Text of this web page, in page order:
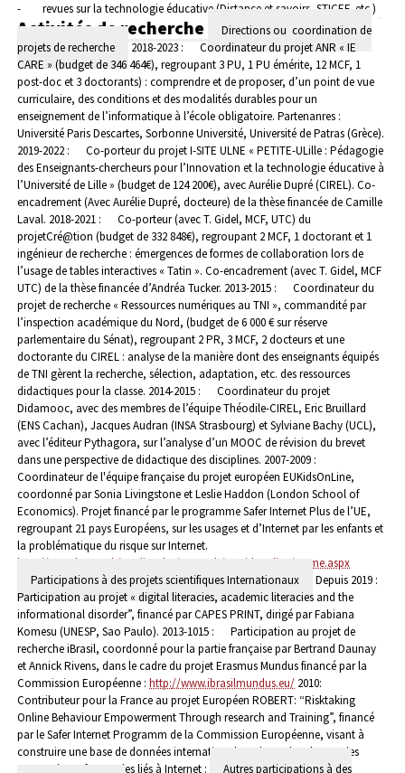
- revues sur la technologie éducative (Distance et savoirs, STICEF, etc.)
Activités de recherche
Directions ou coordination de
projets de recherche
2018-2023 : Coordinateur du projet ANR « IE
CARE » (budget de 346 464€), regroupant 3 PU, 1 PU émérite, 12 MCF, 1
post-doc et 3 doctorants) : comprendre et de proposer, d’un point de vue
curriculaire, des conditions et des modalités durables pour un
enseignement de l’informatique à l’école obligatoire. Partenanres :
Université Paris Descartes, Sorbonne Université, Université de Patras (Grèce).
2019-2022 : Co-porteur du projet I-SITE ULNE « PETITE-ULille : Pédagogie
des Enseignants-chercheurs pour l’Innovation et la technologie éducative à
l’Université de Lille » (budget de 124 200€), avec Aurélie Dupré (CIREL). Co-
encadrement (Avec Aurélie Dupré, docteure) de la thèse financée de Camille
Laval. 2018-2021 : Co-porteur (avec T. Gidel, MCF, UTC) du
projetCré@tion (budget de 332 848€), regroupant 2 MCF, 1 doctorant et 1
ingénieur de recherche : émergences de formes de collaboration lors de
l’usage de tables interactives « Tatin ». Co-encadrement (avec T. Gidel, MCF
UTC) de la thèse financée d’Andréa Tucker. 2013-2015 : Coordinateur du
projet de recherche « Ressources numériques au TNI », commandité par
l’inspection académique du Nord, (budget de 6 000 € sur réserve
parlementaire du Sénat), regroupant 2 PR, 3 MCF, 2 docteurs et une
doctorante du CIREL : analyse de la manière dont des enseignants équipés
de TNI gèrent la recherche, sélection, adaptation, etc. des ressources
didactiques pour la classe. 2014-2015 : Coordinateur du projet
Didamooc, avec des membres de l’équipe Théodile-CIREL, Eric Bruillard
(ENS Cachan), Jacques Audran (INSA Strasbourg) et Sylviane Bachy (UCL),
avec l’éditeur Pythagora, sur l’analyse d’un MOOC de révision du brevet
dans une perspective de didactique des disciplines. 2007-2009 :
Coordinateur de l'équipe française du projet européen EUKidsOnLine,
coordonné par Sonia Livingstone et Leslie Haddon (London School of
Economics). Projet financé par le programme Safer Internet Plus de l’UE,
regroupant 21 pays Européens, sur les usages et d’Internet par les enfants et
la problématique du risque sur Internet.
http://www.lse.ac.uk/media@lse/research/EUKidsOnline/Home.aspx
Participations à des projets scientifiques Internationaux
Depuis 2019 :
Participation au projet « digital literacies, academic literacies and the
informational disorder”, financé par CAPES PRINT, dirigé par Fabiana
Komesu (UNESP, Sao Paulo). 2013-1015 : Participation au projet de
recherche iBrasil, coordonné pour la partie française par Bertrand Daunay
et Annick Rivens, dans le cadre du projet Erasmus Mundus financé par la
Commission Européenne : http://www.ibrasilmundus.eu/ 2010:
Contributeur pour la France au projet Européen ROBERT: “Risktaking
Online Behaviour Empowerment Through research and Training”, financé
par le Safer Internet Programm de la Commission Européenne, visant à
construire une base de données internationalesur les recherches sur les
usages des enfants et les liés à Internet :
Autres participations à des